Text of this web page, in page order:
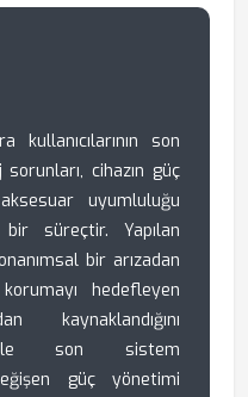
son
cihazın güç
uyumluluğu
süreçtir. Yapılan
bir arızadan
hedefleyen
kaynaklandığını
son sistem
güç yönetimi